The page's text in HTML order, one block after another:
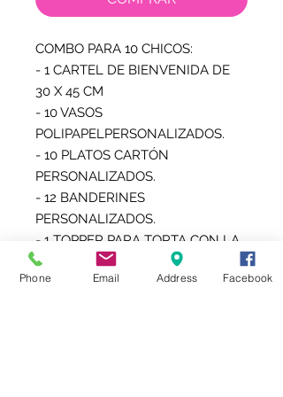
COMBO PARA 10 CHICOS:
- 1 CARTEL DE BIENVENIDA DE
30 X 45 CM
- 10 VASOS
POLIPAPELPERSONALIZADOS.
- 10 PLATOS CARTÓN
PERSONALIZADOS.
- 12 BANDERINES
PERSONALIZADOS.
- 1 TOPPER PARA TORTA CON LA
MISMA TEMÁTICA.
- 10 BOLSITAS PERSONALIZADAS
Phone Email Address Facebook